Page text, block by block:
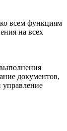
всем функциям
на всех
документов,
управление